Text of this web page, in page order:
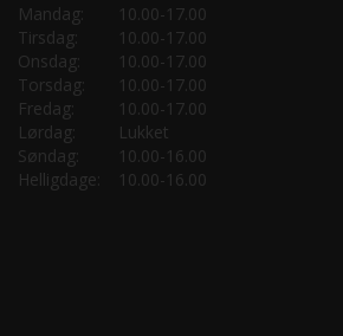
Mandag:
10.00-17.00
Tirsdag:
10.00-17.00
Onsdag:
10.00-17.00
Torsdag:
10.00-17.00
Fredag:
10.00-17.00
Lørdag:
Lukket
Søndag:
10.00-16.00
Helligdage:
10.00-16.00